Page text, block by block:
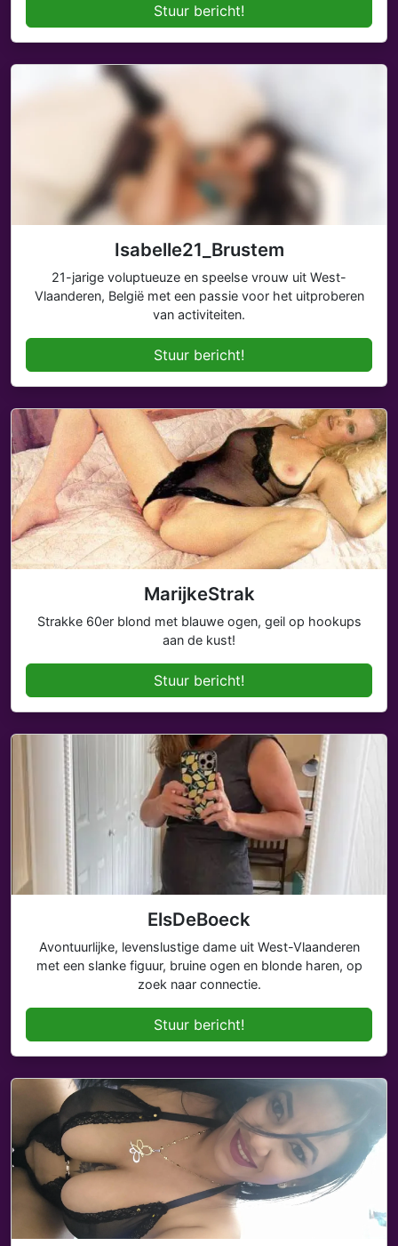
Stuur bericht!
Isabelle21_Brustem
21-jarige voluptueuze en speelse vrouw uit West-
Vlaanderen, België met een passie voor het uitproberen
van activiteiten.
Stuur bericht!
MarijkeStrak
Strakke 60er blond met blauwe ogen, geil op hookups
aan de kust!
Stuur bericht!
ElsDeBoeck
Avontuurlijke, levenslustige dame uit West-Vlaanderen
met een slanke figuur, bruine ogen en blonde haren, op
zoek naar connectie.
Stuur bericht!